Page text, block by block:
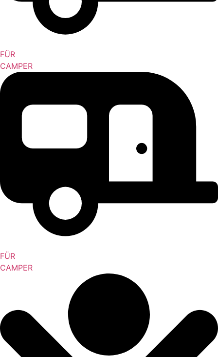
FÜR
CAMPER
FÜR
CAMPER